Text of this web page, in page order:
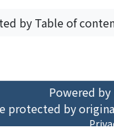
by Table of
Powered by
protected by